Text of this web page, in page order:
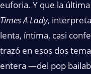
euforia. Y que la
Times A Lady,
lenta, íntima, casi
trazó en esos dos
entera —del pop